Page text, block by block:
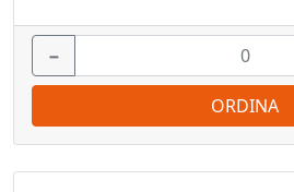
−
ORDINA